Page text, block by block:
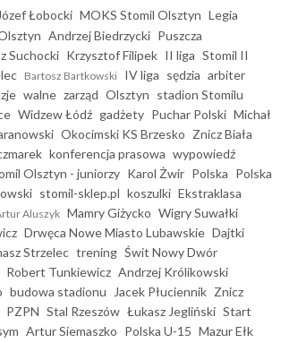
Józef Łobocki MOKS Stomil Olsztyn Legia
Andrzej Biedrzycki Puszcza
Suchocki Krzysztof Filipek II liga Stomil II
Bartosz Bartkowski IV liga sędzia arbiter
walne zarząd Olsztyn stadion Stomilu
Widzew Łódź gadżety Puchar Polski Michał
Okocimski KS Brzesko Znicz Biała
konferencja prasowa wypowiedź
Olsztyn - juniorzy Karol Żwir Polska Polska
stomil-sklep.pl koszulki Ekstraklasa
Aluszyk Mamry Giżycko Wigry Suwałki
Drwęca Nowe Miasto Lubawskie Dajtki
Strzelec trening Świt Nowy Dwór
Robert Tunkiewicz Andrzej Królikowski
budowa stadionu Jacek Płuciennik Znicz
PZPN Stal Rzeszów Łukasz Jegliński Start
Artur Siemaszko Polska U-15 Mazur Ełk